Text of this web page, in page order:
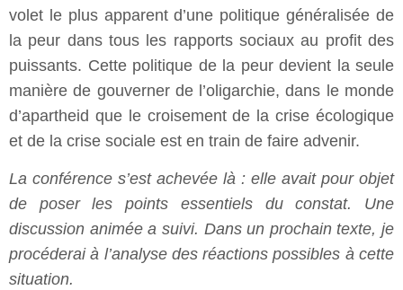
volet le plus apparent d’une politique généralisée de
la peur dans tous les rapports sociaux au profit des
puissants. Cette politique de la peur devient la seule
manière de gouverner de l’oligarchie, dans le monde
d’apartheid que le croisement de la crise écologique
et de la crise sociale est en train de faire advenir.
La conférence s’est achevée là : elle avait pour objet
de poser les points essentiels du constat. Une
discussion animée a suivi. Dans un prochain texte, je
procéderai à l’analyse des réactions possibles à cette
situation.